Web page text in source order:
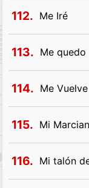
112. Me Iré
113. Me quedo
114. Me
115. Mi
116. Mi talón